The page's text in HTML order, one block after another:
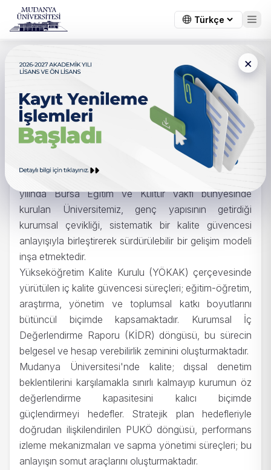
×
Ana Sayfa /Kurumsal
Hakkımızda
İyi olmak bir an; iyi kalmak bir sistem meselesidir.
Mudanya Üniversitesi, kaliteyi kurumsal bir tercih
olarak değil, varoluşsal bir zorunluluk olarak
yılında Bursa Eğitim ve Kültür Vakfı bünyesinde
kurulan Üniversitemiz, genç yapısının getirdiği
kurumsal çevikliği, sistematik bir kalite güvencesi
anlayışıyla birleştirerek sürdürülebilir bir gelişim modeli
inşa etmektedir.
Yükseköğretim Kalite Kurulu (YÖKAK) çerçevesinde
yürütülen iç kalite güvencesi süreçleri; eğitim-öğretim,
araştırma, yönetim ve toplumsal katkı boyutlarını
bütüncül biçimde kapsamaktadır. Kurumsal İç
Değerlendirme Raporu (KİDR) döngüsü, bu sürecin
belgesel ve hesap verebilirlik zeminini oluşturmaktadır.
Mudanya Üniversitesi'nde kalite; dışsal denetim
beklentilerini karşılamakla sınırlı kalmayıp kurumun öz
değerlendirme kapasitesini kalıcı biçimde
güçlendirmeyi hedefler. Stratejik plan hedefleriyle
doğrudan ilişkilendirilen PUKÖ döngüsü, performans
izleme mekanizmaları ve sapma yönetimi süreçleri; bu
anlayışın somut araçlarını oluşturmaktadır.